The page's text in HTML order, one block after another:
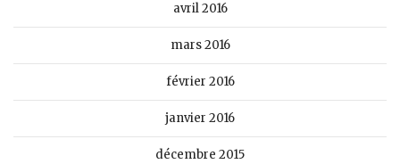
avril 2016
mars 2016
février 2016
janvier 2016
décembre 2015